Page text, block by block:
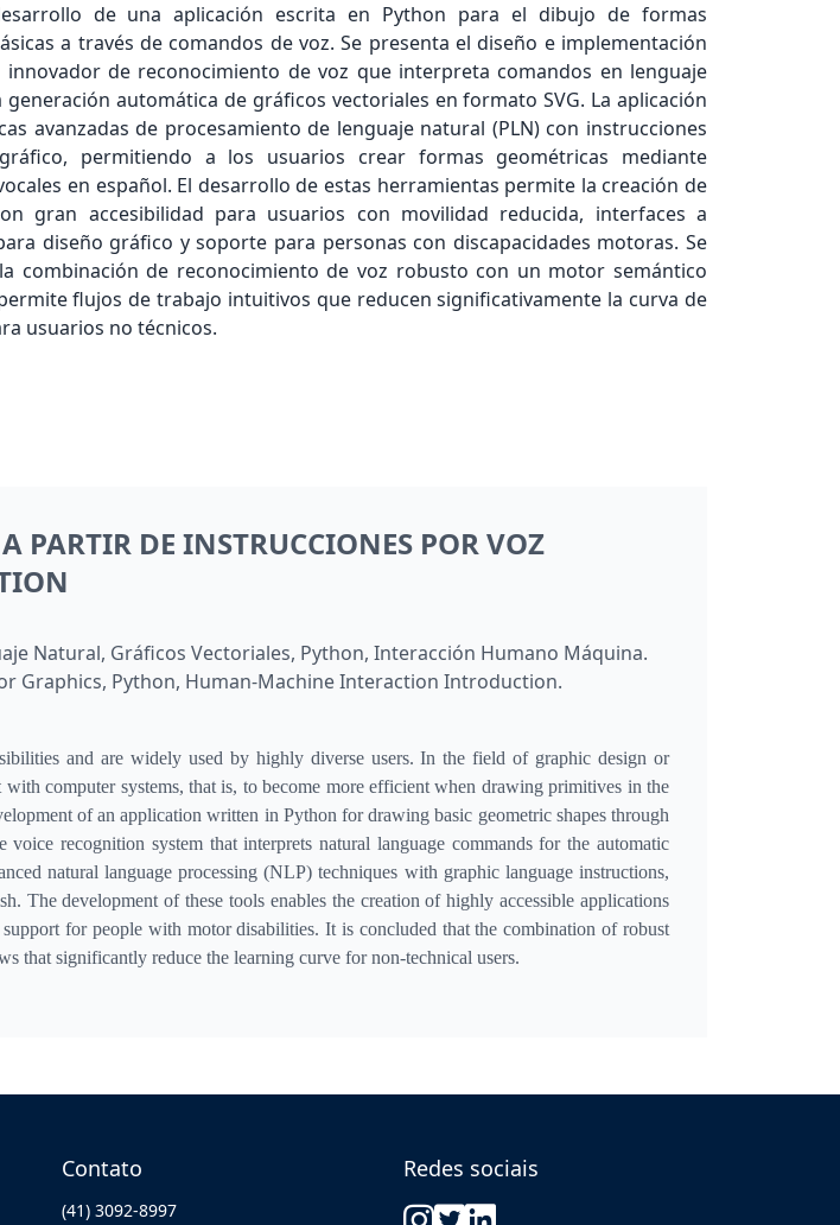
de una aplicación escrita en Python para el dibujo de formas
a través de comandos de voz. Se presenta el diseño e implementación
innovador de reconocimiento de voz que interpreta comandos en lenguaje
automática de gráficos vectoriales en formato SVG. La aplicación
avanzadas de procesamiento de lenguaje natural (PLN) con instrucciones
permitiendo a los usuarios crear formas geométricas mediante
en español. El desarrollo de estas herramientas permite la creación de
gran accesibilidad para usuarios con movilidad reducida, interfaces a
diseño gráfico y soporte para personas con discapacidades motoras. Se
combinación de reconocimiento de voz robusto con un motor semántico
flujos de trabajo intuitivos que reducen significativamente la curva de
usuarios no técnicos.
PARTIR DE INSTRUCCIONES POR VOZ
Natural, Gráficos Vectoriales, Python, Interacción Humano Máquina.
Graphics, Python, Human-Machine Interaction Introduction.
and are widely used by highly diverse users. In the field of graphic design or
computer systems, that is, to become more efficient when drawing primitives in the
of an application written in Python for drawing basic geometric shapes through
recognition system that interprets natural language commands for the automatic
natural language processing (NLP) techniques with graphic language instructions,
The development of these tools enables the creation of highly accessible applications
for people with motor disabilities. It is concluded that the combination of robust
that significantly reduce the learning curve for non-technical users.
Contato
(41) 3092-8997
Redes sociais